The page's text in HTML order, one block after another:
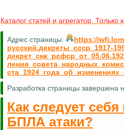
Каталог статей и агрегатор. Только
Адрес страницы:
https://
русский.декреты_ссср_1917-
Разработка страницы завершена
Как следует
БПЛА атаки?